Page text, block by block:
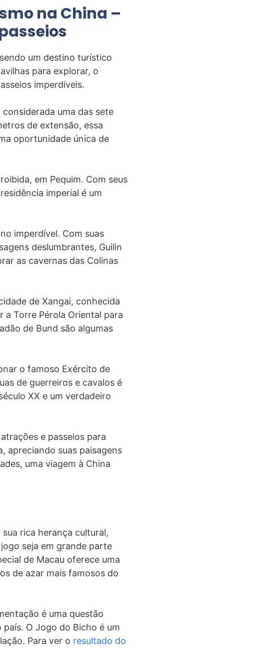
na China –
um destino turístico
para explorar, o
imperdíveis.
uma das sete
de extensão, essa
oportunidade única de
em Pequim. Com seus
imperial é um
imperdível. Com suas
deslumbrantes, Guilin
as cavernas das Colinas
de Xangai, conhecida
Torre Pérola Oriental para
de Bund são algumas
o famoso Exército de
de guerreiros e cavalos é
XX e um verdadeiro
e passeios para
apreciando suas paisagens
uma viagem à China
rica herança cultural,
seja em grande parte
de Macau oferece uma
de azar mais famosos do
é uma questão
O Jogo do Bicho é um
Para ver o resultado do